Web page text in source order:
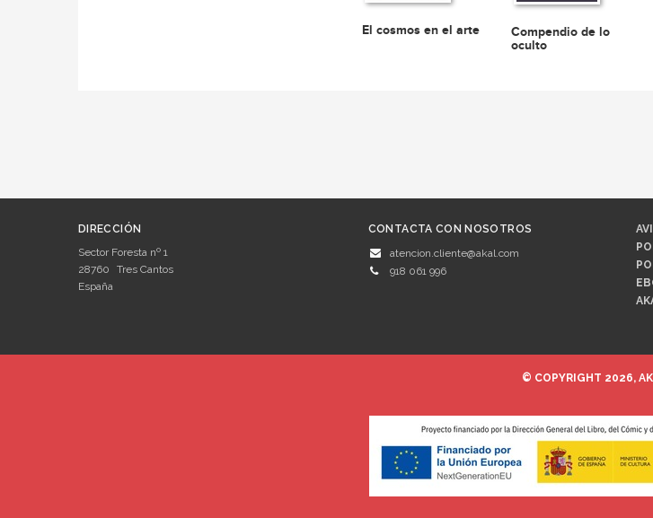
El cosmos en el arte
Compendio de lo
oculto
DIRECCIÓN
Sector Foresta nº 1
28760
Tres Cantos
España
CONTACTA CON NOSOTROS
atencion.cliente@akal.com
918 061 996
© COPYRIGHT 2026,